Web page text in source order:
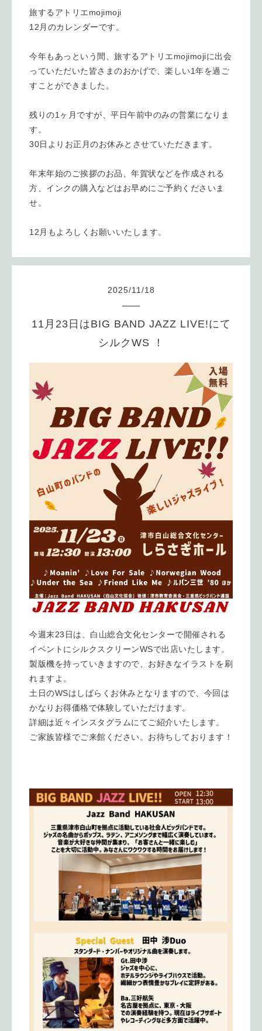
旅するアトリエmojimoji
12月のカレンダーです。
今年もあっという間、旅するアトリエmojimojiに出会
っていただいた皆さまのおかげで、楽しい1年を過ご
すことができました。
残りの1ヶ月ですが、平日午前中のみの営業になりま
す。
30日よりお正月のお休みとさせていただきます。
年末年始のご挨拶のお品、年賀状などを作成される
方、インクの購入などはお早めにご予約くださいま
せ。
12月もよろしくお願いいたします。
2025/11 /18
11月23日はBIG BAND JAZZ LIVE!にて
シルクWS ！
今週末23日は、白山総合文化センターで開催される
イベントにシルクスクリーンWSで出店いたします。
製版機を持っていきますので、お好きなイラストを刷
れますよ。
土日のWSはしばらくお休みとなりますので、今回は
かなりお得価格で体験していただけます。
詳細は近々インスタグラムにてご紹介いたします。
ご家族皆様でご来館ください。お待ちしております！